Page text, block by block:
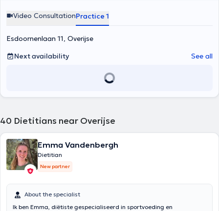
Video ConsultationPractice 1
Esdoornenlaan 11, Overijse
Next availability
See all
40 Dietitians near Overijse
Emma Vandenbergh
Dietitian
New partner
About the specialist
Ik ben Emma, diëtiste gespecialiseerd in sportvoeding en